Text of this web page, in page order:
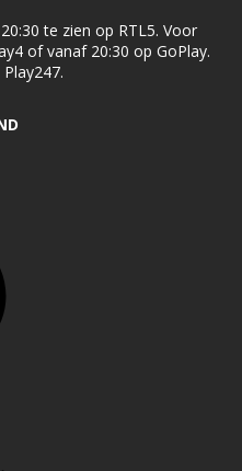
te zien op RTL5. Voor
of vanaf 20:30 op GoPlay.